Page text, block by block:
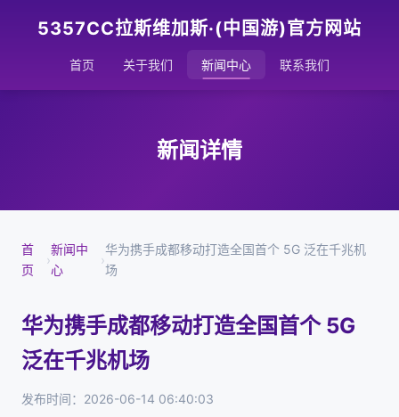
5357CC拉斯维加斯·(中国游)官方网站
首页 关于我们 新闻中心 联系我们
新闻详情
首
页
›
新闻中
心
›
华为携手成都移动打造全国首个 5G 泛在千兆机
场
华为携手成都移动打造全国首个 5G
泛在千兆机场
发布时间：2026-06-14 06:40:03